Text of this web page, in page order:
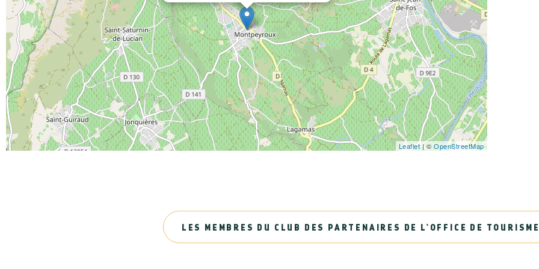
Leaflet| ©OpenStreetMap
LES MEMBRES DU CLUB DES PARTENAIRES DE L'OFFICE DE